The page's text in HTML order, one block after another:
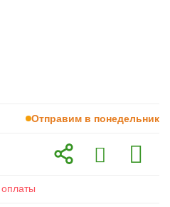
Отправим в понедельник
оплаты